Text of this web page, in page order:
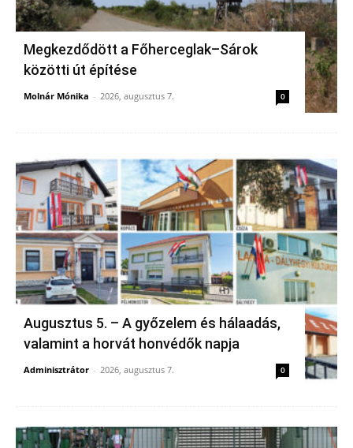
Megkezdődött a Főherceglak–Sárok
közötti út építése
Molnár Mónika - 2026, augusztus 7. 0
Augusztus 5. – A győzelem és hálaadás,
valamint a horvát honvédők napja
Adminisztrátor - 2026, augusztus 7. 0